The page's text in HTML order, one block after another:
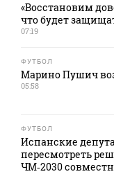
«Восстановим
что будет
07:19
ФУТБОЛ
Марино Пушич
05:58
ФУТБОЛ
Испанские
пересмотреть
ЧМ‑2030